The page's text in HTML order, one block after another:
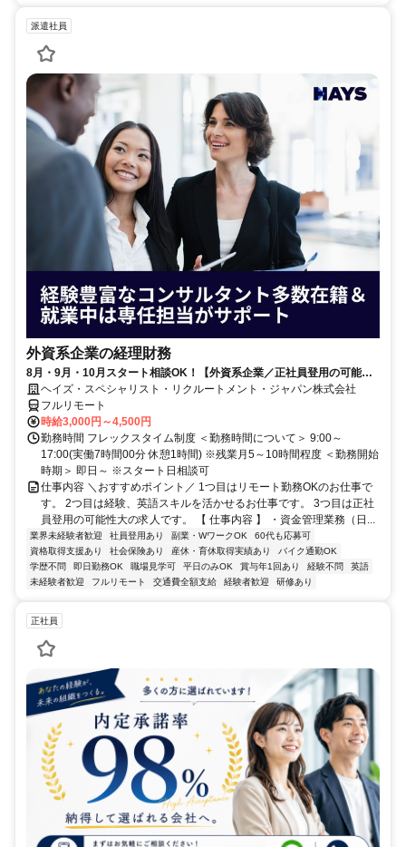
派遣社員
外資系企業の経理財務
8月・9月・10月スタート相談OK！【外資系企業／正社員登用の可能性
大／700万～800万／リモート勤務OK】経理財務
ヘイズ・スペシャリスト・リクルートメント・ジャパン株式会社
フルリモート
時給3,000円～4,500円
勤務時間 フレックスタイム制度 ＜勤務時間について＞ 9:00～
17:00(実働7時間00分 休憩1時間) ※残業月5～10時間程度 ＜勤務開始
時期＞ 即日～ ※スタート日相談可
仕事内容 ＼おすすめポイント／ 1つ目はリモート勤務OKのお仕事で
す。 2つ目は経験、英語スキルを活かせるお仕事です。 3つ目は正社
員登用の可能性大の求人です。 【 仕事内容 】 ・資金管理業務（日...
業界未経験者歓迎 社員登用あり 副業・WワークOK
60代も応募可
資格取得支援あり
社会保険あり 産休・育休取得実績あり
バイク通勤OK
学歴不問
即日勤務OK 職場見学可 平日のみOK 賞与年1回あり 経験不問
英語
未経験者歓迎
フルリモート 交通費全額支給 経験者歓迎 研修あり
正社員